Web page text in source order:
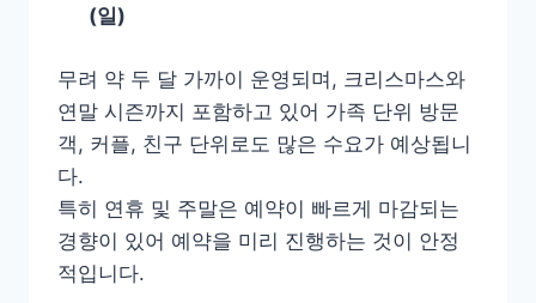
(일)
무려 약 두 달 가까이 운영되며, 크리스마스와
연말 시즌까지 포함하고 있어 가족 단위 방문
객, 커플, 친구 단위로도 많은 수요가 예상됩니
다.
특히 연휴 및 주말은 예약이 빠르게 마감되는
경향이 있어 예약을 미리 진행하는 것이 안정
적입니다.